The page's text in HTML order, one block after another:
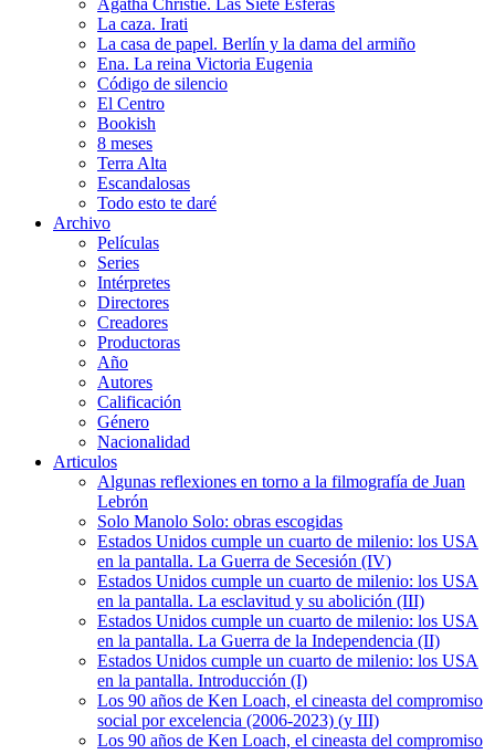
Agatha Christie. Las Siete Esferas
La caza. Irati
La casa de papel. Berlín y la dama del armiño
Ena. La reina Victoria Eugenia
Código de silencio
El Centro
Bookish
8 meses
Terra Alta
Escandalosas
Todo esto te daré
Archivo
Películas
Series
Intérpretes
Directores
Creadores
Productoras
Año
Autores
Calificación
Género
Nacionalidad
Articulos
Algunas reflexiones en torno a la filmografía de Juan
Lebrón
Solo Manolo Solo: obras escogidas
Estados Unidos cumple un cuarto de milenio: los USA
en la pantalla. La Guerra de Secesión (IV)
Estados Unidos cumple un cuarto de milenio: los USA
en la pantalla. La esclavitud y su abolición (III)
Estados Unidos cumple un cuarto de milenio: los USA
en la pantalla. La Guerra de la Independencia (II)
Estados Unidos cumple un cuarto de milenio: los USA
en la pantalla. Introducción (I)
Los 90 años de Ken Loach, el cineasta del compromiso
social por excelencia (2006-2023) (y III)
Los 90 años de Ken Loach, el cineasta del compromiso